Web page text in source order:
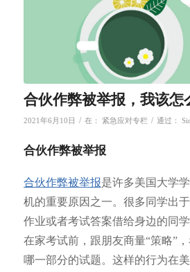
合伙作弊被举报，我该怎
2021年6月10日 / 在： 紧急应对专栏 / 通过：
合伙作弊被举报
合伙作弊被举报是许多美国大学
机的重要原因之一。很多同学出
作业或者考试答案借给身边的同
在家考试前，跟朋友商量“策略”
哪一部分的试题。这样的行为在